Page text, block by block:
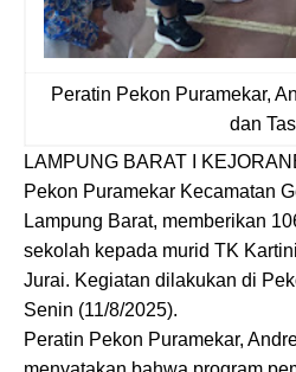
Peratin Pekon Puramekar,
dan Tas
LAMPUNG BARAT I
Pekon Puramekar Kecamatan
Lampung Barat, memberikan
sekolah kepada murid TK
Jurai. Kegiatan dilakukan di
Senin (11/8/2025).
Peratin Pekon Puramekar,